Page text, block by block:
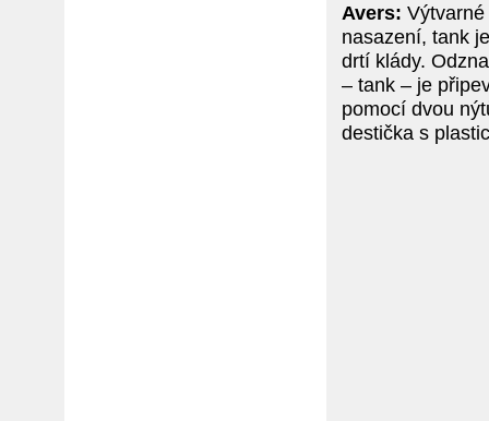
Avers:
nasazení, tank
drtí klády.
– tank – je
pomocí dvou
destička s